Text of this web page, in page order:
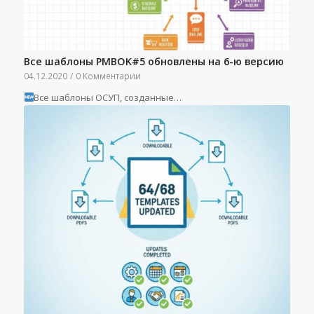
Все шаблоны PMBOK#5 обновлены на 6-ю версию
04.12.2020 / 0 Комментарии
Все шаблоны ОСУП, созданные…